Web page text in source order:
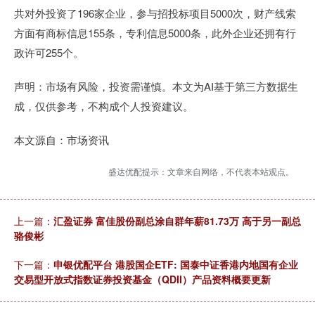
共对外投资了196家企业，参与招投标项目5000次，财产线索
方面有商标信息155条，专利信息5000条，此外企业还拥有行
政许可255个。
声明：市场有风险，投资需谨慎。本文为AI基于第三方数据生
成，仅供参考，不构成个人投资建议。
本文源自：市场资讯
盛达优配提示：文章来自网络，不代表本站观点。
上一篇： 汇盈证券 富佳股份副总涂自群年薪81.73万 高于另一副总
骆俊彬
下一篇： 申银优配平台 港股国企ETF: 国泰中证香港内地国有企业
交易型开放式指数证券投资基金（QDII）产品资料概要更新